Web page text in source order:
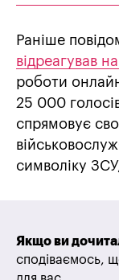
Раніше
відреагував
роботи
25 000
спрямовує
символіку
Якщо ви
сподіваємось,